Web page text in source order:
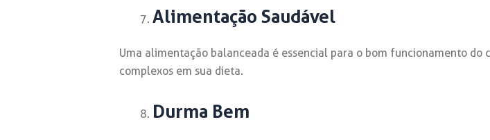
Alimentação Saudável
Uma alimentação balanceada é essencial para o bom funcionamento
complexos em sua dieta.
Durma Bem